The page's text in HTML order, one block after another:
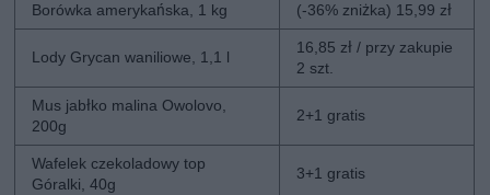
Borówka amerykańska, 1 kg
(-36% zniżka) 15,99 zł
Lody Grycan waniliowe, 1,1 l
16,85 zł / przy zakupie
2 szt.
Mus jabłko malina Owolovo,
200g
2+1 gratis
Wafelek czekoladowy top
Góralki, 40g
3+1 gratis